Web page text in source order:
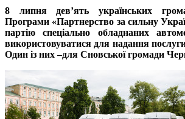
8 липня дев’ять українських
Програми «Партнерство за сильну
партію спеціально обладнаних
використовуватися для надання послуги
Один із них –для Сновської громади